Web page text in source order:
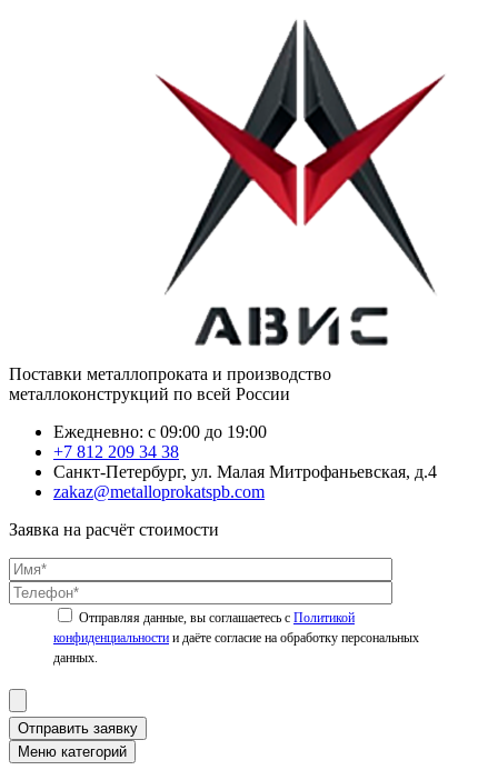
Поставки металлопроката и производство
металлоконструкций по всей России
Ежедневно: с 09:00 до 19:00
+7 812 209 34 38
Санкт-Петербург, ул. Малая Митрофаньевская, д.4
zakaz@metalloprokatspb.com
Заявка на расчёт стоимости
Политикой
конфиденциальности
Отправить заявку
Меню категорий